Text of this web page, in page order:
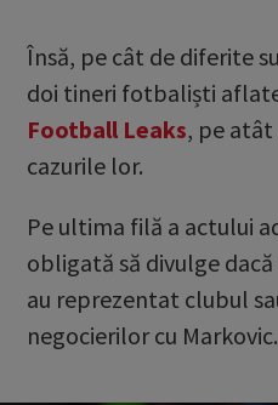
Însă, pe cât de diferite
doi tineri fotbaliști
Football Leaks, pe
cazurile lor.
Pe ultima filă a actului
obligată să divulge
au reprezentat clubul
negocierilor cu Markovic.